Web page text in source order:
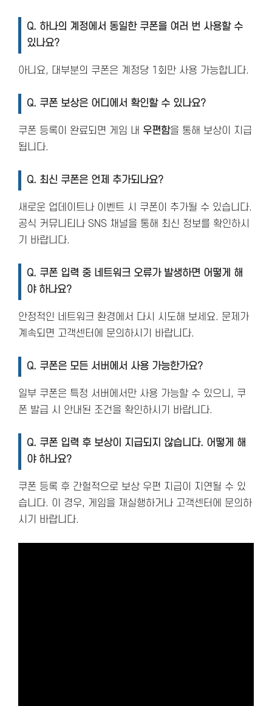
Q. 하나의 계정에서 동일한 쿠폰을 여러 번 사용할 수
있나요?
아니요, 대부분의 쿠폰은 계정당 1회만 사용 가능합니다.
Q. 쿠폰 보상은 어디에서 확인할 수 있나요?
쿠폰 등록이 완료되면 게임 내 우편함을 통해 보상이 지급
됩니다.
Q. 최신 쿠폰은 언제 추가되나요?
새로운 업데이트나 이벤트 시 쿠폰이 추가될 수 있습니다.
공식 커뮤니티나 SNS 채널을 통해 최신 정보를 확인하시
기 바랍니다.
Q. 쿠폰 입력 중 네트워크 오류가 발생하면 어떻게 해
야 하나요?
안정적인 네트워크 환경에서 다시 시도해 보세요. 문제가
계속되면 고객센터에 문의하시기 바랍니다.
Q. 쿠폰은 모든 서버에서 사용 가능한가요?
일부 쿠폰은 특정 서버에서만 사용 가능할 수 있으니, 쿠
폰 발급 시 안내된 조건을 확인하시기 바랍니다.
Q. 쿠폰 입력 후 보상이 지급되지 않습니다. 어떻게 해
야 하나요?
쿠폰 등록 후 간헐적으로 보상 우편 지급이 지연될 수 있
습니다. 이 경우, 게임을 재실행하거나 고객센터에 문의하
시기 바랍니다.